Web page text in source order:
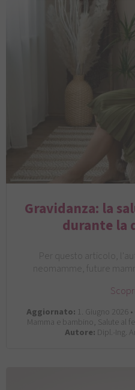
Gravidanza: la
durante la
Per questo articolo,
neomamme, future
Aggiornato: 1. Giugno 2026 •
Mamma e bambino, Salute al
Autore: Dipl.-Ing.